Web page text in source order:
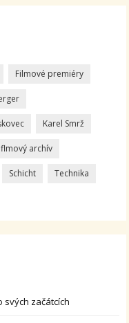
Filmové premiéry
Karel Smrž
archív
Schicht Technika
svých začátcích